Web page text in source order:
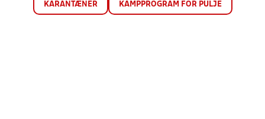
KARANTÆNER KAMPPROGRAM FOR PULJE